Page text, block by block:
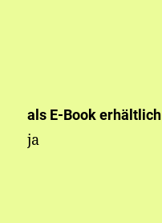
als E-Book erhältlich
ja